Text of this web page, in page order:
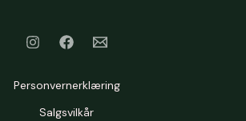
Personvernerklæring
Salgsvilkår